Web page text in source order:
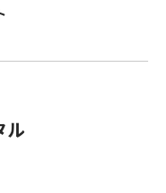
ル